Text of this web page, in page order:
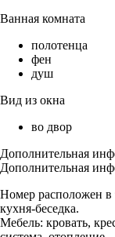
Ванная комната
полотенца
фен
душ
Вид из окна
во двор
Дополнительная
Дополнительная
Номер расположен в
кухня-беседка.
Мебель: кровать,